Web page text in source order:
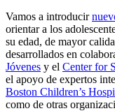
Vamos a introducir
orientar a los
su edad, de mayor
desarrollados en
Jóvenes y el Center for
el apoyo de expertos
Boston Children’s
como de otras